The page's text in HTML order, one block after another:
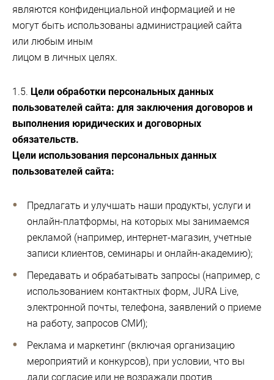
являются конфиденциальной информацией и не
могут быть использованы администрацией сайта
или любым иным
лицом в личных целях.
1.5. Цели обработки персональных данных
пользователей сайта: для заключения договоров и
выполнения юридических и договорных
обязательств.
Цели использования персональных данных
пользователей сайта:
Предлагать и улучшать наши продукты, услуги и
онлайн-платформы, на которых мы занимаемся
рекламой (например, интернет-магазин, учетные
записи клиентов, семинары и онлайн-академию);
Передавать и обрабатывать запросы (например, с
использованием контактных форм, JURA Live,
электронной почты, телефона, заявлений о приеме
на работу, запросов СМИ);
Реклама и маркетинг (включая организацию
мероприятий и конкурсов), при условии, что вы
дали согласие или не возражали против